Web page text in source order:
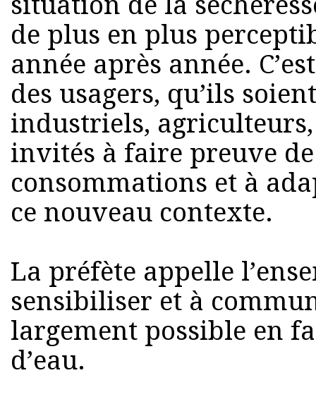
de plus en plus
année après année.
des usagers, qu’ils
industriels,
invités à faire preuve
consommations et à
ce nouveau contexte.
La préfète appelle
sensibiliser et à
largement possible en
d’eau.